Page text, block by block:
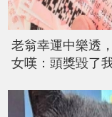
老翁幸運中樂透
女嘆：頭獎毀了